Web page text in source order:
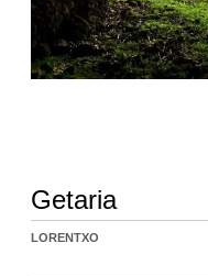
Getaria
LORENTXO